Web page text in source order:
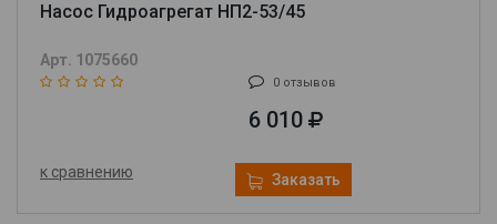
Насос Гидроагрегат НП2-53/45
Арт. 1075660
0 отзывов
6 010
к сравнению Заказать